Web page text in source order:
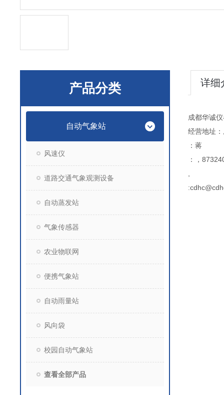
产品分类
自动气象站
风速仪
道路交通气象观测设备
自动蒸发站
气象传感器
农业物联网
便携气象站
自动雨量站
风向袋
校园自动气象站
查看全部产品
详细
成都华诚
经营地址
：蒋
：，